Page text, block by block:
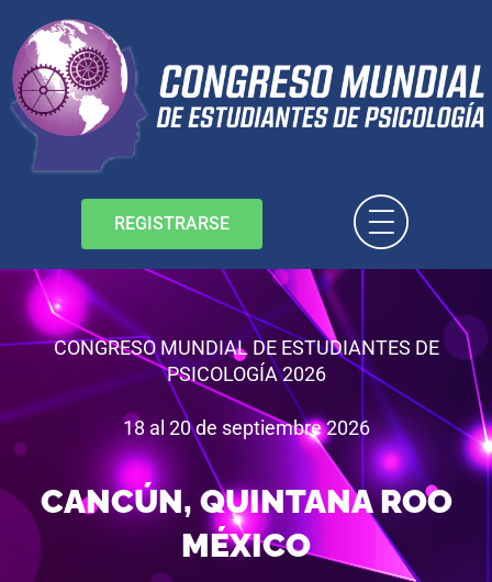
REGISTRARSE
CONGRESO MUNDIAL DE ESTUDIANTES DE
PSICOLOGÍA 2026
18 al 20 de septiembre 2026
CANCÚN, QUINTANA ROO
MÉXICO